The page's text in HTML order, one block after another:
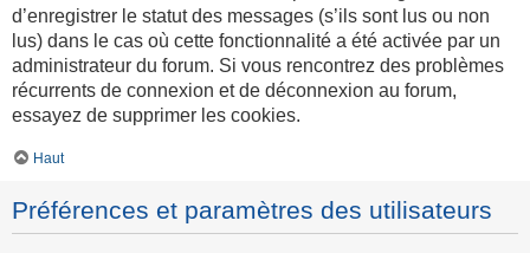
d’enregistrer le statut des messages (s’ils sont lus ou non
lus) dans le cas où cette fonctionnalité a été activée par un
administrateur du forum. Si vous rencontrez des problèmes
récurrents de connexion et de déconnexion au forum,
essayez de supprimer les cookies.
Haut
Préférences et paramètres des utilisateurs